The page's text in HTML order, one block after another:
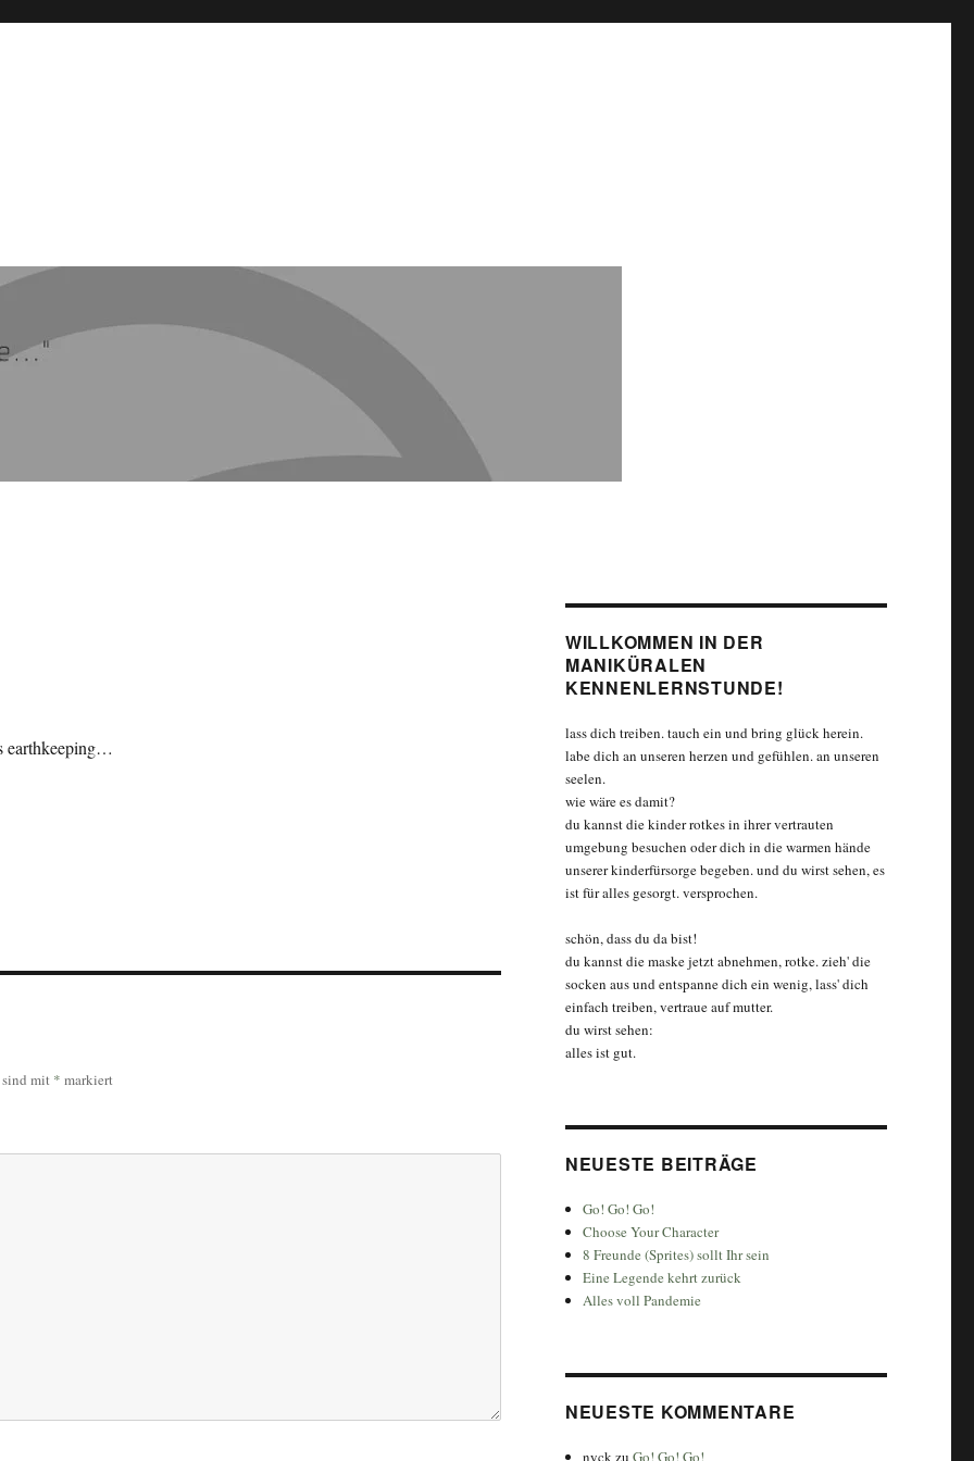
earthkeeping…
mit * markiert
WILLKOMMEN IN DER
MANIKÜRALEN
KENNENLERNSTUNDE!
lass dich treiben. tauch ein und bring glück herein.
labe dich an unseren herzen und gefühlen. an unseren
seelen.
wie wäre es damit?
du kannst die kinder rotkes in ihrer vertrauten
umgebung besuchen oder dich in die warmen hände
unserer kinderfürsorge begeben. und du wirst sehen, es
ist für alles gesorgt. versprochen.
schön, dass du da bist!
du kannst die maske jetzt abnehmen, rotke. zieh' die
socken aus und entspanne dich ein wenig, lass' dich
einfach treiben, vertraue auf mutter.
du wirst sehen:
alles ist gut.
NEUESTE BEITRÄGE
Go! Go! Go!
Choose Your Character
8 Freunde (Sprites) sollt Ihr sein
Eine Legende kehrt zurück
Alles voll Pandemie
NEUESTE KOMMENTARE
nyck zuGo! Go! Go!